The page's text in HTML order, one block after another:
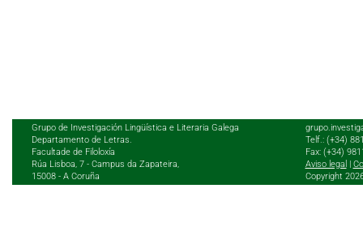
Grupo de Investigación Lingüística e Literaria Galega
Departamento de Letras.
Facultade de Filoloxía
Rúa Lisboa, 7 - Campus da Zapateira,
15008 - A Coruña
Telf.: (+34)
Fax: (+34)
Aviso legal
Copyright